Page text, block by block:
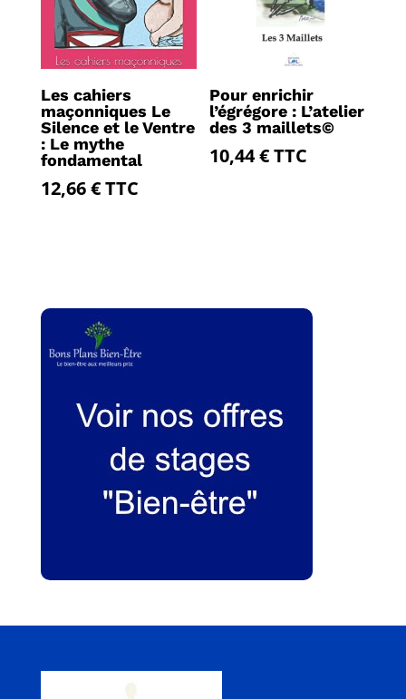
Les cahiers
maçonniques Le
Silence et le Ventre
: Le mythe
fondamental
12,66€TTC
Pour enrichir
l’égrégore : L’atelier
des 3 maillets©
10,44€TTC